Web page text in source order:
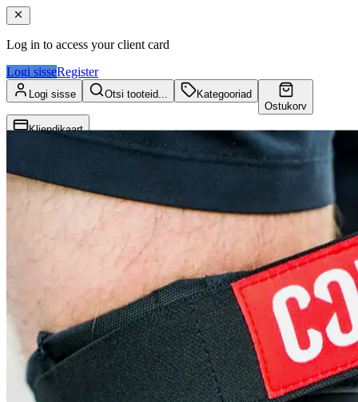
Log in to access your client card
Logi sisseRegister
Logi sisse Otsi tooteid...
Kategooriad
Ostukorv
Kliendikaart